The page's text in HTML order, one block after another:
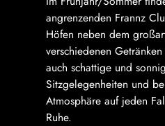
angrenzenden Frannz
Höfen neben dem
verschiedenen
auch schattige und
Sitzgelegenheiten und
Atmosphäre auf jeden
Ruhe.